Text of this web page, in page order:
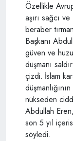
Özellikle
aşırı sağcı
beraber
Başkanı
güven ve
düşmanı
çizdi. İslam
nükseden
Abdullah
son 5 yıl
söyledi.